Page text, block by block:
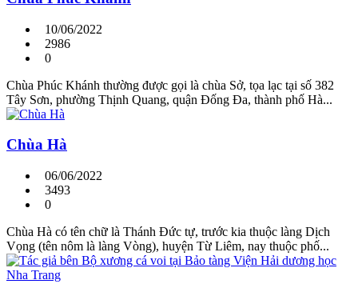
10/06/2022
2986
0
Chùa Phúc Khánh thường được gọi là chùa Sở, tọa lạc tại số 382
Tây Sơn, phường Thịnh Quang, quận Đống Đa, thành phố Hà...
Chùa Hà
06/06/2022
3493
0
Chùa Hà có tên chữ là Thánh Đức tự, trước kia thuộc làng Dịch
Vọng (tên nôm là làng Vòng), huyện Từ Liêm, nay thuộc phố...